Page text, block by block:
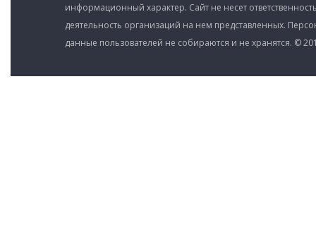
информационный характер. Сайт не несет
деятельность организаций на нем представленных.
данные пользователей не собираются и не хранятся. ©